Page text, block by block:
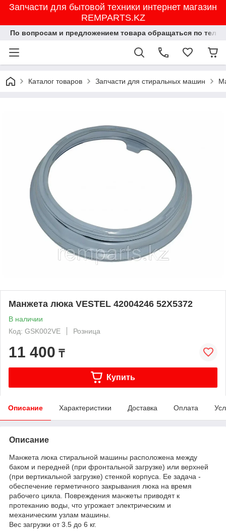
Запчасти для бытовой техники интернет магазин
REMPARTS.KZ
По вопросам и предложением товара обращаться по
Каталог товаров Запчасти для стиральных машин
Манжета люка VESTEL 42004246 52X5372
В наличии
Код: GSK002VE
Розница
11 400 ₸
Купить
Описание Характеристики Доставка Оплата
Описание
Манжета люка стиральной машины расположена между
баком и передней (при фронтальной загрузке) или верхней
(при вертикальной загрузке) стенкой корпуса. Ее задача -
обеспечение герметичного закрывания люка на время
рабочего цикла. Повреждения манжеты приводят к
протеканию воды, что угрожает электрическим и
механическим узлам машины.
Вес загрузки от 3.5 до 6 кг.